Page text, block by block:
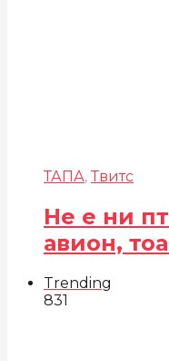
ТАПА, Твитс
Не е ни
авион,
Trending
831